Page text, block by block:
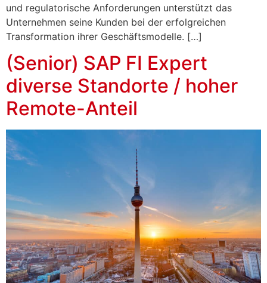
und regulatorische Anforderungen unterstützt das
Unternehmen seine Kunden bei der erfolgreichen
Transformation ihrer Geschäftsmodelle. […]
(Senior) SAP FI Expert
diverse Standorte / hoher
Remote-Anteil